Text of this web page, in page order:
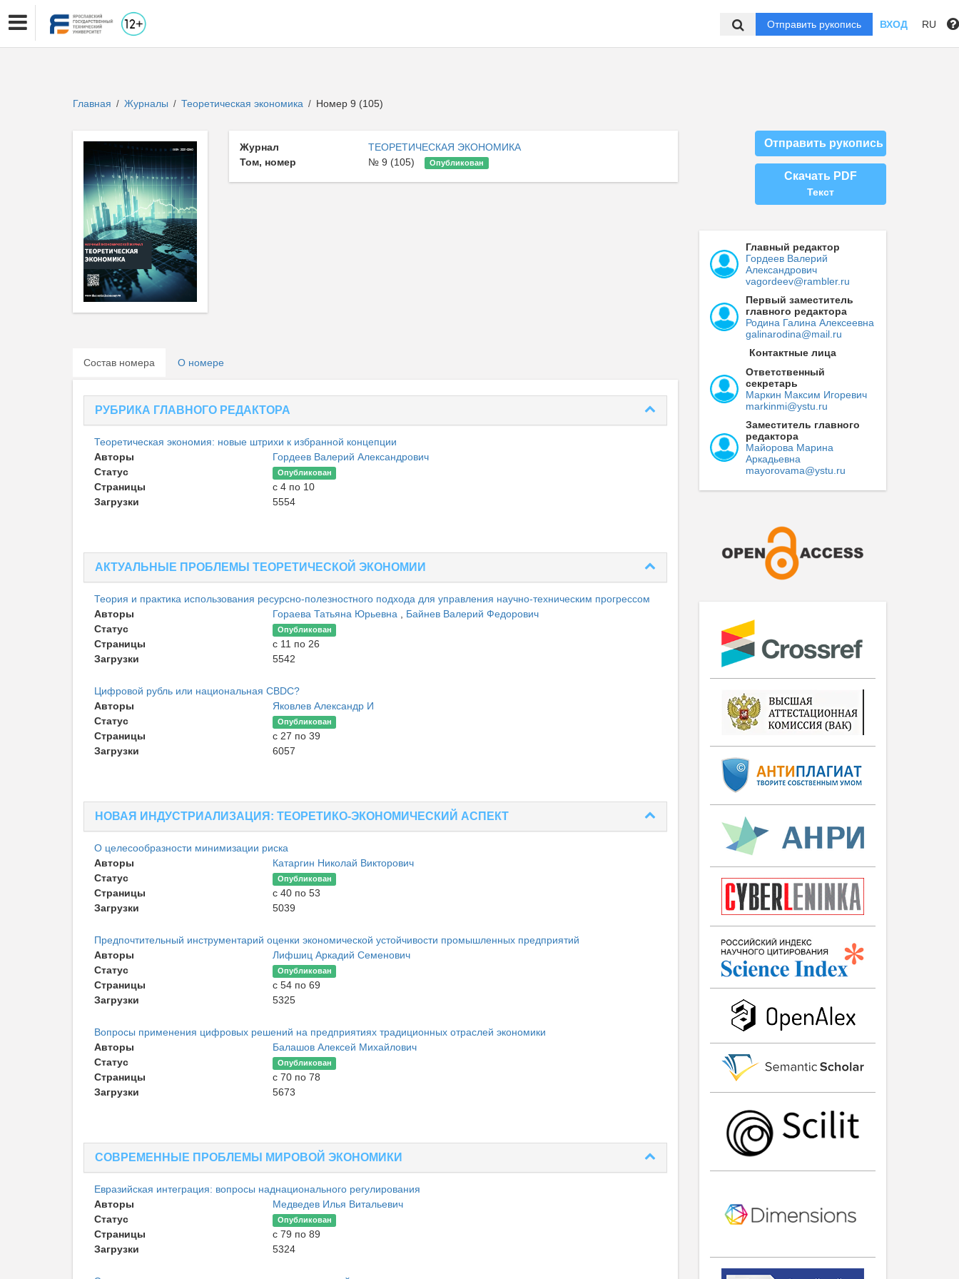
Отправить рукопись ВХОД RU
Главная / Журналы / Теоретическая экономика / Номер 9 (105)
Журнал
ТЕОРЕТИЧЕСКАЯ ЭКОНОМИКА
Том, номер
№ 9 (105) Опубликован
Состав номера О номере
РУБРИКА ГЛАВНОГО РЕДАКТОРА
Теоретическая экономия: новые штрихи к избранной концепции
Авторы
Гордеев Валерий Александрович
Статус
Опубликован
Страницы
с 4 по 10
Загрузки
5554
АКТУАЛЬНЫЕ ПРОБЛЕМЫ ТЕОРЕТИЧЕСКОЙ ЭКОНОМИИ
Теория и практика использования ресурсно-полезностного подхода для управления научно-техническим прогрессом
Авторы
Гораева Татьяна Юрьевна , Байнев Валерий Федорович
Статус
Опубликован
Страницы
с 11 по 26
Загрузки
5542
Цифровой рубль или национальная CBDC?
Авторы
Яковлев Александр И
Статус
Опубликован
Страницы
с 27 по 39
Загрузки
6057
НОВАЯ ИНДУСТРИАЛИЗАЦИЯ: ТЕОРЕТИКО-ЭКОНОМИЧЕСКИЙ АСПЕКТ
О целесообразности минимизации риска
Авторы
Катаргин Николай Викторович
Статус
Опубликован
Страницы
с 40 по 53
Загрузки
5039
Предпочтительный инструментарий оценки экономической устойчивости промышленных предприятий
Авторы
Лифшиц Аркадий Семенович
Статус
Опубликован
Страницы
с 54 по 69
Загрузки
5325
Вопросы применения цифровых решений на предприятиях традиционных отраслей экономики
Авторы
Балашов Алексей Михайлович
Статус
Опубликован
Страницы
с 70 по 78
Загрузки
5673
СОВРЕМЕННЫЕ ПРОБЛЕМЫ МИРОВОЙ ЭКОНОМИКИ
Евразийская интеграция: вопросы наднационального регулирования
Авторы
Медведев Илья Витальевич
Статус
Опубликован
Страницы
с 79 по 89
Загрузки
5324
Отправить рукопись
Скачать PDF
Текст
Главный редактор
Гордеев Валерий
Александрович
vagordeev@rambler.ru
Первый заместитель
главного редактора
Родина Галина Алексеевна
galinarodina@mail.ru
Контактные лица
Ответственный
секретарь
Маркин Максим Игоревич
markinmi@ystu.ru
Заместитель главного
редактора
Майорова Марина
Аркадьевна
mayorovama@ystu.ru